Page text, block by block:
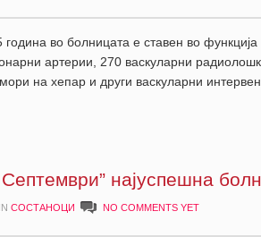
во болницата е ставен во
артерии, 270 васкуларни
на хепар и други васкуларни
најуспешна
IN СОСТАНОЦИ NO COMMENTS YET